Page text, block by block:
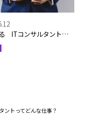
ITコンサルタントっ
仕事？
トってどんな仕事？